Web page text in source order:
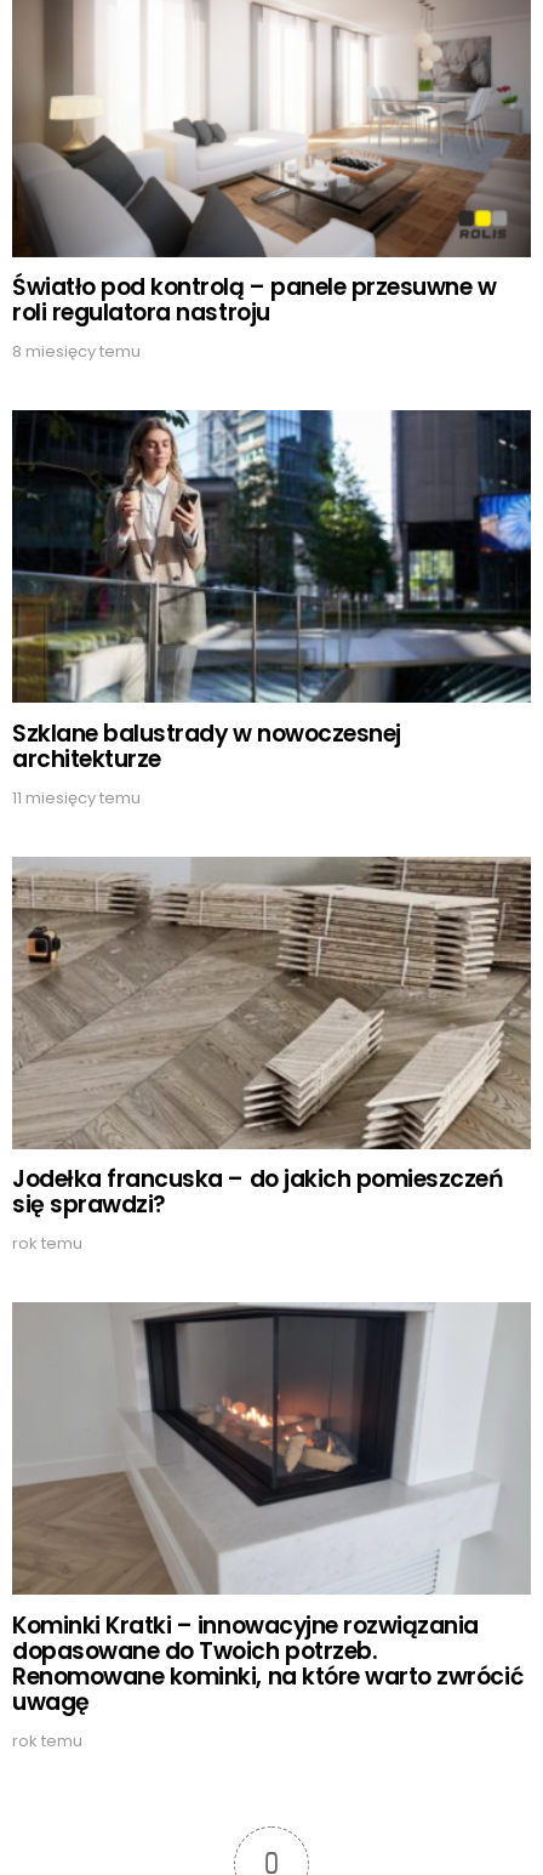
Światło pod kontrolą – panele przesuwne w
roli regulatora nastroju
8 miesięcy temu
Szklane balustrady w nowoczesnej
architekturze
11 miesięcy temu
Jodełka francuska – do jakich pomieszczeń
się sprawdzi?
rok temu
Kominki Kratki – innowacyjne rozwiązania
dopasowane do Twoich potrzeb.
Renomowane kominki, na które warto zwrócić
uwagę
rok temu
0